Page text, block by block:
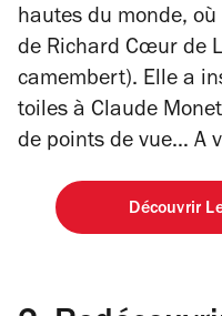
hautes du monde,
de Richard Cœur de
camembert). Elle a
toiles à Claude
de points de vue… A
Découvrir